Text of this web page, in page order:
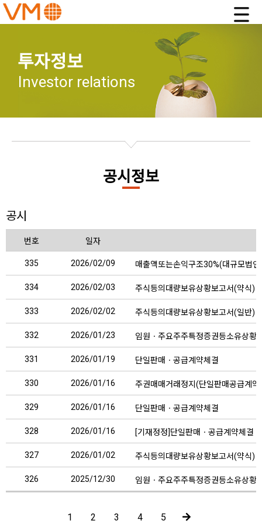
투자정보
Investor relations
공시정보
공시
번호 일자
335 2026/02/09 매출액또는손익구조30%(대규모법
334 2026/02/03 주식등의대량보유상황보고서(약식)
333 2026/02/02 주식등의대량보유상황보고서(일반)
332 2026/01/23 임원ㆍ주요주주특정증권등소유상황
331 2026/01/19 단일판매ㆍ공급계약체결
330 2026/01/16 주권매매거래정지(단일판매공급계약)
329 2026/01/16 단일판매ㆍ공급계약체결
328 2026/01/16 [기재정정]단일판매ㆍ공급계약체결
327 2026/01/02 주식등의대량보유상황보고서(약식)
326 2025/12/30 임원ㆍ주요주주특정증권등소유상황
1 2 3 4 5